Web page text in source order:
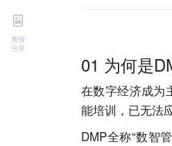
海报
分享
01 为何是
在数字经济成为
能培训，已无法
DMP全称“数智